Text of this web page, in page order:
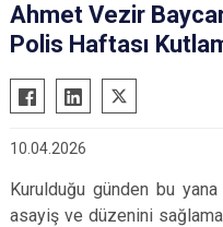
Beytüşşebap
Güçlükonak
Uludere
Ahmet Vezir
Polis Haftası
10.04.2026
Kurulduğu günden bu
asayiş ve düzenini